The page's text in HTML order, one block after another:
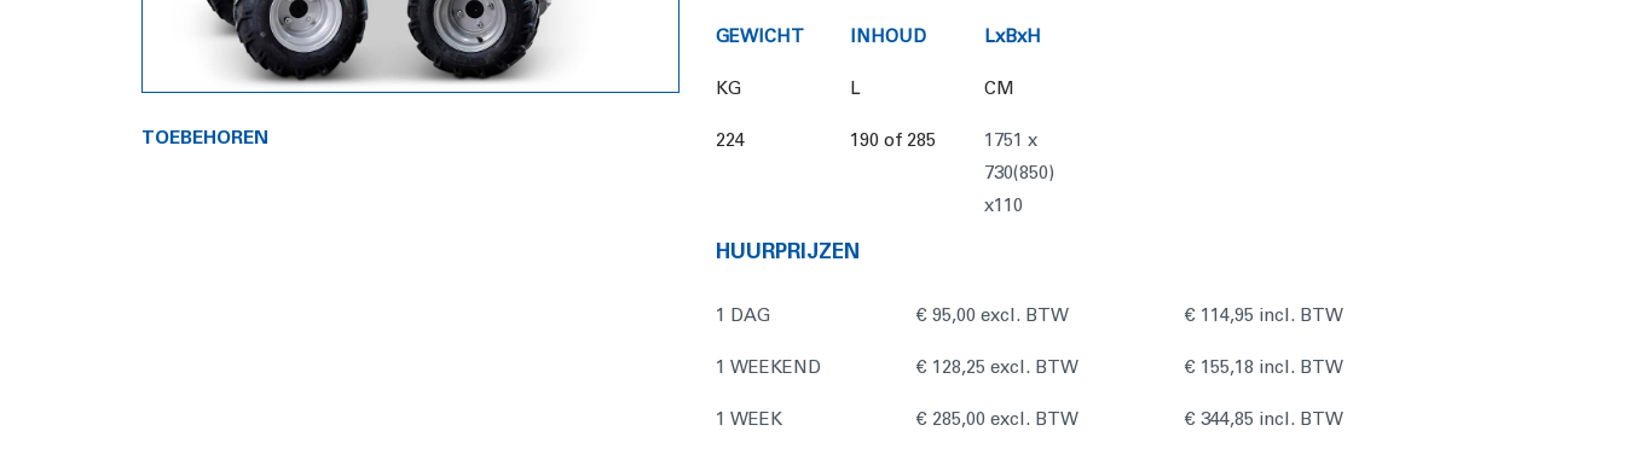
TOEBEHOREN
GEWICHT
KG
224
INHOUD
L
190 of 285
LxBxH
CM
1751 x
730(850)
x110
HUURPRIJZEN
1 DAG
1 WEEKEND
1 WEEK
€ 95,00 excl. BTW
€ 128,25 excl. BTW
€ 285,00 excl. BTW
€ 114,95 incl. BTW
€ 155,18 incl. BTW
€ 344,85 incl. BTW